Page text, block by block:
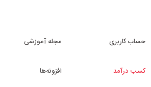
حساب کاربری
کسب درآمد
مجله آموزشی
افزونه‌ها